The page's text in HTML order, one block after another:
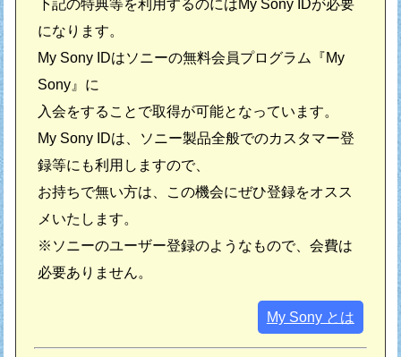
下記の特典等を利用するのにはMy Sony IDが必要
になります。
My Sony IDはソニーの無料会員プログラム『My
Sony』に
入会をすることで取得が可能となっています。
My Sony IDは、ソニー製品全般でのカスタマー登
録等にも利用しますので、
お持ちで無い方は、この機会にぜひ登録をオスス
メいたします。
※ソニーのユーザー登録のようなもので、会費は
必要ありません。
My Sony とは